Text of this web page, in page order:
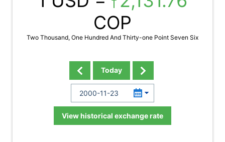
COP
Two Thousand, One Hundred And Thirty-one Point Seven Six
Today
View historical exchange rate